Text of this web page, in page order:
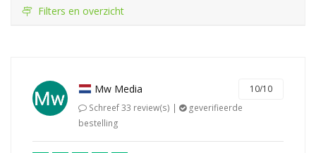
Filters en overzicht
Mw Media
10/10
Schreef 33 review(s) |
geverifieerde
bestelling